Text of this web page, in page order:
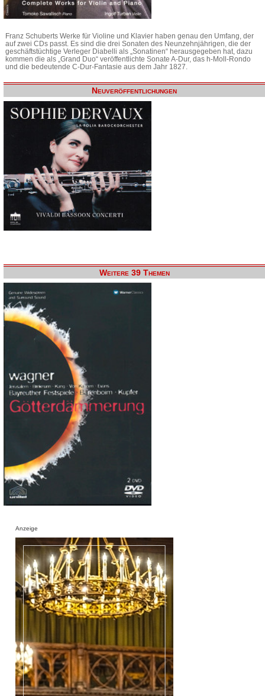
Franz Schuberts Werke für Violine und Klavier haben genau den Umfang, der
auf zwei CDs passt. Es sind die drei Sonaten des Neunzehnjährigen, die der
geschäftstüchtige Verleger Diabelli als „Sonatinen“ herausgegeben hat, dazu
kommen die als „Grand Duo“ veröffentlichte Sonate A-Dur, das h-Moll-Rondo
und die bedeutende C-Dur-Fantasie aus dem Jahr 1827.
Neuveröffentlichungen
Weitere 39 Themen
Anzeige